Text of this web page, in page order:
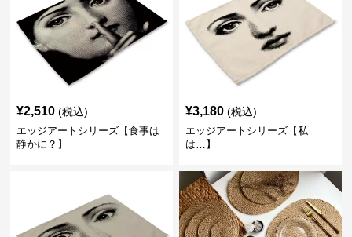
¥2,510 (税込)
エッジアートシリーズ【食事は
静かに？】
¥3,180 (税込)
エッジアートシリーズ【私
は…】